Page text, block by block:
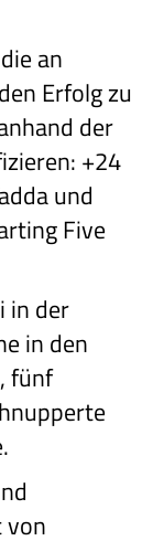
an
Erfolg zu
der
+24
und
Five
in der
in den
fünf
von